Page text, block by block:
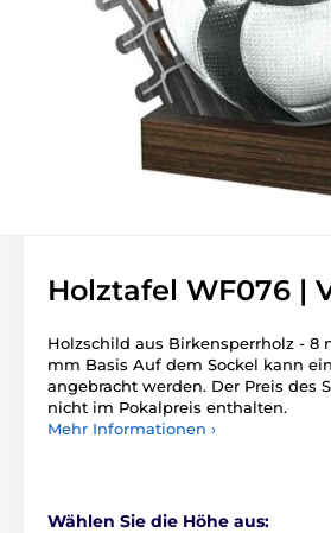
Holztafel WF076 |
Holzschild aus Birkensperrholz - 8
mm Basis Auf dem Sockel kann
angebracht werden. Der Preis des
nicht im Pokalpreis enthalten.
Mehr Informationen ›
Wählen Sie die Höhe aus: